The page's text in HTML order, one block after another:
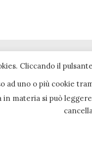
Cliccando il
ad uno o più cookie
materia si può leggere